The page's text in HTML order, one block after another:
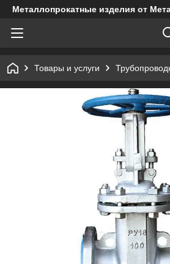
Металлопрокатные изделия от
Товары и услуги